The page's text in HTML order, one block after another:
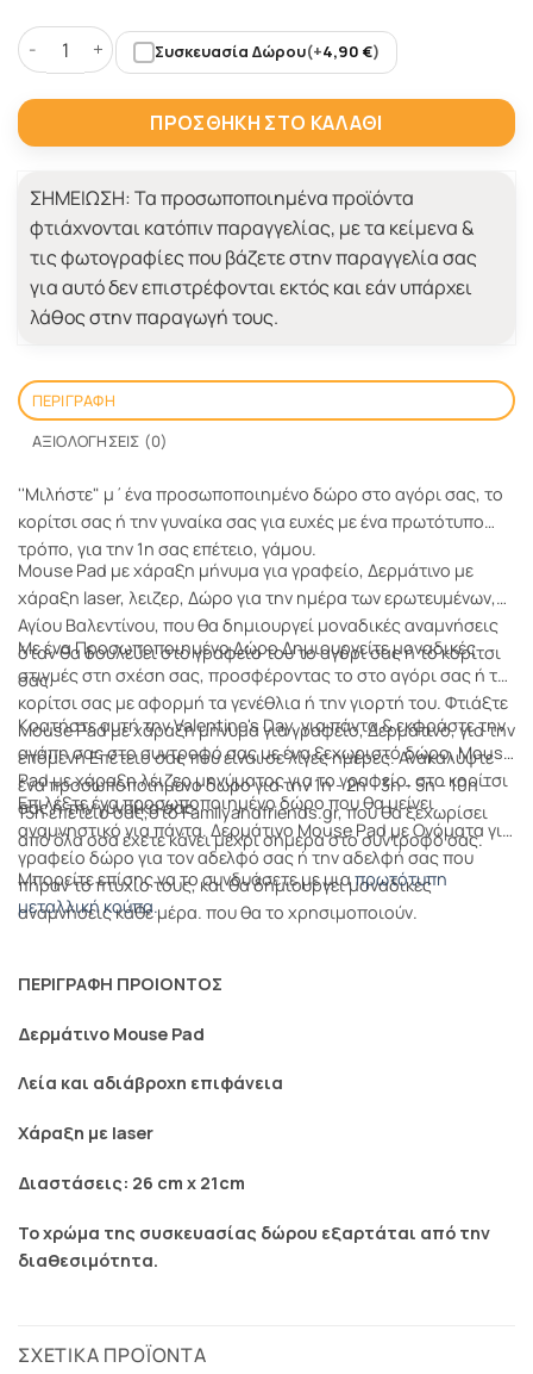
Mouse Pad με χάραξη μήνυμα για γραφείο, Δερμάτινο
Συσκευασία Δώρου(+4,90 €)
ΠΡΟΣΘΉΚΗ ΣΤΟ ΚΑΛΆΘΙ
ΣΗΜΕΙΩΣΗ:Τα προσωποποιημένα προϊόντα
φτιάχνονται κατόπιν παραγγελίας, με τα κείμενα &
τις φωτογραφίες που βάζετε στην παραγγελία σας
για αυτό δεν επιστρέφονται εκτός και εάν υπάρχει
λάθος στην παραγωγή τους.
ΠΕΡΙΓΡΑΦΉ
ΑΞΙΟΛΟΓΉΣΕΙΣ (0)
''Μιλήστε" μ΄ένα προσωποποιημένο δώρο στο αγόρι σας, το
κορίτσι σας ή την γυναίκα σας για ευχές με ένα πρωτότυπο
τρόπο, για την 1η σας επέτειο, γάμου.
Mouse Pad με χάραξη μήνυμα για γραφείο, Δερμάτινο με
χάραξη laser, λειζερ, Δώρο για την ημέρα των ερωτευμένων,
Αγίου Βαλεντίνου, που θα δημιουργεί μοναδικές αναμνήσεις
όταν θα δουλεύει στο γραφείο του το αγόρι σας ή το κορίτσι
σας.
Με ένα Προσωποποιημένο Δώρο Δημιουργείτε μοναδικές
στιγμές στη σχέση σας, προσφέροντας το στο αγόρι σας ή το
κορίτσι σας με αφορμή τα γενέθλια ή την γιορτή του. Φτιάξτε
Mouse Pad με χάραξη μήνυμα για γραφείο, Δερμάτινο, για την
επόμενη Επέτειο σας που είναι σε λίγες ημέρες. Ανακαλύψτε
ένα προσωποποιημένο δώρο για την 1η - 2η - 3η - 5η - 10η -
15η επετείο σας,στο Familyandfriends.gr, που θα ξεχωρίσει
από όλα όσα έχετε κάνει μέχρι σήμερα στο σύντροφό σας.
Κρατήστε αυτή την Valentine's Day, για πάντα & εκφράστε την
αγάπη σας στο συντροφό σας με ένα ξεχωριστό δώρο, Mouse
Pad με χάραξη λέιζερ μηνύματος για το γραφείο, στο κορίτσι
σας ή την γυναίκα σας.
Επιλέξτε ένα προσωποποιημένο δώρο που θα μείνει
αναμνηστικό για πάντα. Δερμάτινο Mouse Pad με Ονόματα για
γραφείο δώρο για τον αδελφό σας ή την αδελφή σας που
πήραν το πτυχίο τους, και θα δημιουργεί μοναδικές
αναμνήσεις κάθε μέρα. που θα το χρησιμοποιούν.
Μπορείτε επίσης να το συνδυάσετε με μιαπρωτότυπη
μεταλλική κούπα.
ΠΕΡΙΓΡΑΦΗ ΠΡΟΙΟΝΤΟΣ
Δερμάτινο Mouse Pad
Λεία και αδιάβροχη επιφάνεια
Χάραξη με laser
Διαστάσεις: 26 cm x 21cm
Το χρώμα της συσκευασίας δώρου εξαρτάται από την
διαθεσιμότητα.
ΣΧΕΤΙΚΆ ΠΡΟΪΌΝΤΑ